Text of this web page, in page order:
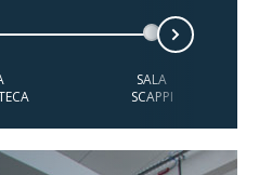
SALA
SCAPPI
Next